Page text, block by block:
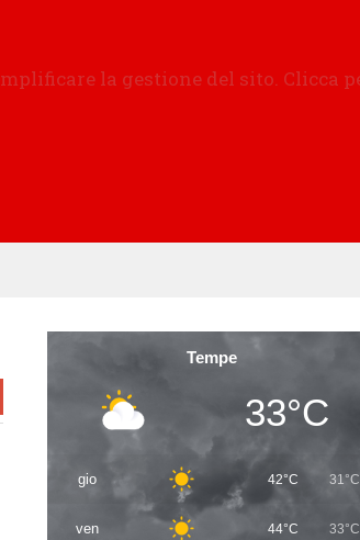
Tempe
33°C
gio 42°C 31°C
ven 44°C 33°C